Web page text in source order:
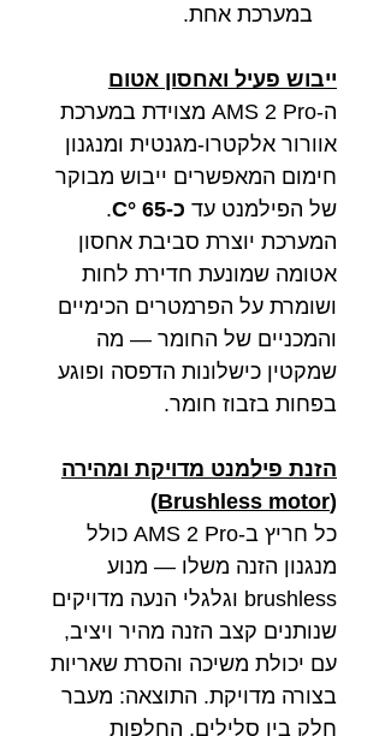
במערכת אחת.
ייבוש פעיל ואחסון אטום
ה-AMS 2 Pro מצוידת במערכת
אוורור אלקטרו-מגנטית ומנגנון
חימום המאפשרים ייבוש מבוקר
של הפילמנט עד כ-65 °C
.
המערכת יוצרת סביבת אחסון
אטומה שמונעת חדירת לחות
ושומרת על הפרמטרים הכימיים
והמכניים של החומר — מה
שמקטין כישלונות הדפסה ופוגע
בפחות בזבוז חומר.
הזנת פילמנט מדויקת ומהירה
(Brushless motor)
כל חריץ ב-AMS 2 Pro כולל
מנגנון הזנה משלו — מנוע
brushless וגלגלי הנעה מדויקים
שנותנים קצב הזנה מהיר ויציב,
עם יכולת משיכה והסרת שאריות
בצורה מדויקת. התוצאה: מעבר
חלק בין סלילים, החלפות